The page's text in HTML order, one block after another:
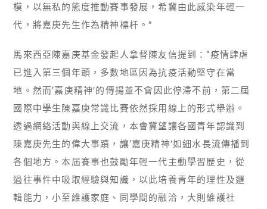
模，以無私的態度推動賽事發展，希冀由此感染年輕一
代，將嘉庚先生作為精神標杆。”
馬來西亞陳嘉庚基金發起人拿督陳友信提到：“疫情肆虐
已進入第三個年頭，多數地區因為抗疫活動堅守在當
地。然而‘嘉庚精神’的傳揚並不會因此停滯不前，第二屆
國際中學生陳嘉庚常識比賽依然採用線上的形式舉辦。
透過網絡活動與線上交流，本會冀望讓各國青年認識到
陳嘉庚先生的偉大事蹟，讓‘嘉庚精神’如細水長流傳播到
各個地方。本屆賽事也鼓勵年輕一代主動學習歷史，從
過往事件中吸取經驗與知識，以此培養青年的理性及邏
輯能力，小至維護家庭、同學間的融洽，大則維護社